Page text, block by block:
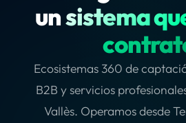
unsistema
Ecosistemas 360 de
B2B y servicios
Vallès. Operamos desde